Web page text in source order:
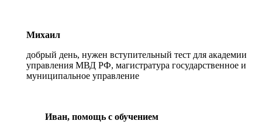
Михаил
добрый день, нужен вступительный тест для академии
управления МВД РФ, магистратура государственное и
муниципальное управление
Иван, помощь с обучением